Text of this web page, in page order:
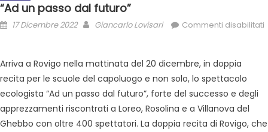
“Ad un passo dal futuro”
17 Dicembre 2022 Giancarlo Lovisari Commenti disabilitati
Arriva a Rovigo nella mattinata del 20 dicembre, in doppia
recita per le scuole del capoluogo e non solo, lo spettacolo
ecologista “Ad un passo dal futuro”, forte del successo e degli
apprezzamenti riscontrati a Loreo, Rosolina e a Villanova del
Ghebbo con oltre 400 spettatori. La doppia recita di Rovigo, che